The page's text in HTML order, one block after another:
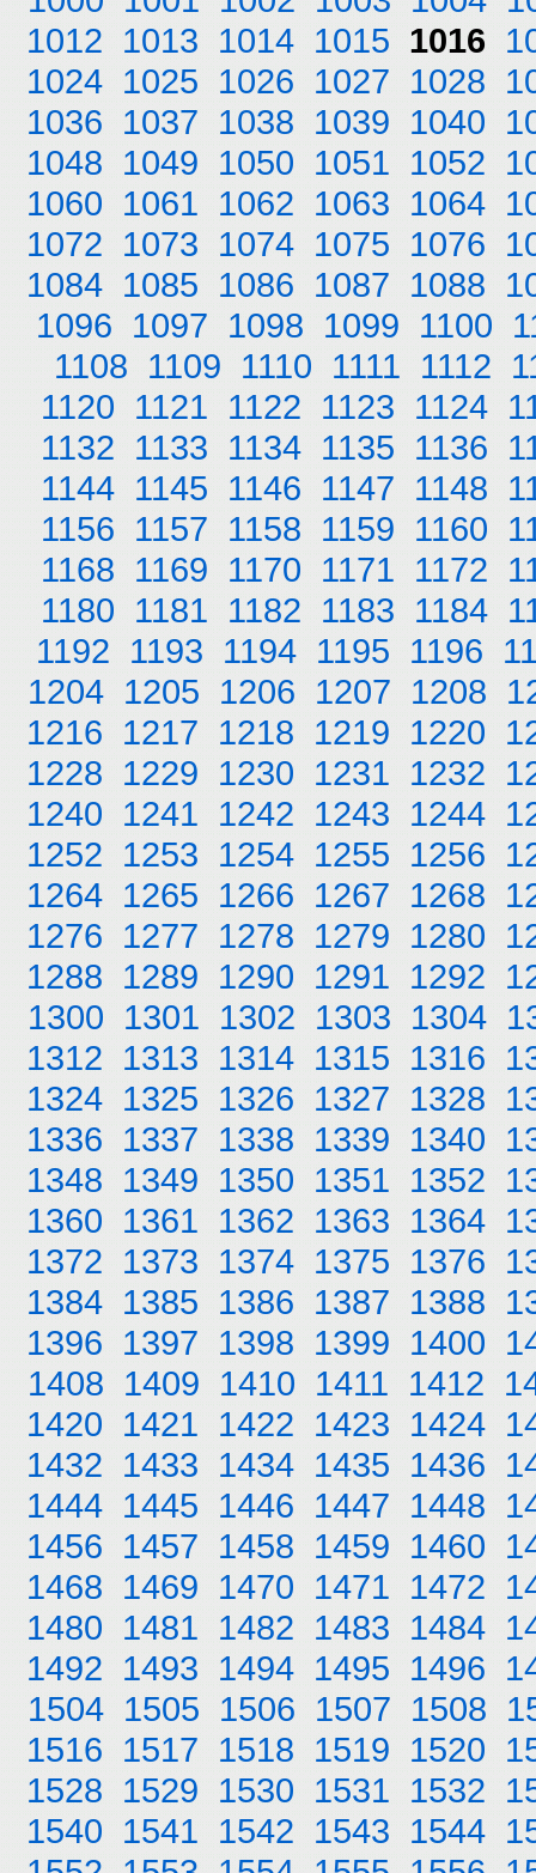
1012 1013 1014 1015 1016
1024 1025 1026 1027 1028
1036 1037 1038 1039 1040
1048 1049 1050 1051 1052
1060 1061 1062 1063 1064
1072 1073 1074 1075 1076
1084 1085 1086 1087 1088
1096 1097 1098 1099 1100
1108 1109 1110 1111 1112
1120 1121 1122 1123 1124
1132 1133 1134 1135 1136
1144 1145 1146 1147 1148
1156 1157 1158 1159 1160
1168 1169 1170 1171 1172
1180 1181 1182 1183 1184
1192 1193 1194 1195 1196
1204 1205 1206 1207 1208
1216 1217 1218 1219 1220
1228 1229 1230 1231 1232
1240 1241 1242 1243 1244
1252 1253 1254 1255 1256
1264 1265 1266 1267 1268
1276 1277 1278 1279 1280
1288 1289 1290 1291 1292
1300 1301 1302 1303 1304
1312 1313 1314 1315 1316
1324 1325 1326 1327 1328
1336 1337 1338 1339 1340
1348 1349 1350 1351 1352
1360 1361 1362 1363 1364
1372 1373 1374 1375 1376
1384 1385 1386 1387 1388
1396 1397 1398 1399 1400
1408 1409 1410 1411 1412
1420 1421 1422 1423 1424
1432 1433 1434 1435 1436
1444 1445 1446 1447 1448
1456 1457 1458 1459 1460
1468 1469 1470 1471 1472
1480 1481 1482 1483 1484
1492 1493 1494 1495 1496
1504 1505 1506 1507 1508
1516 1517 1518 1519 1520
1528 1529 1530 1531 1532
1540 1541 1542 1543 1544